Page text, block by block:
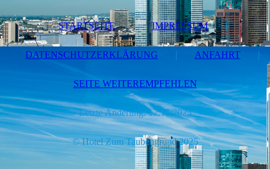
STARTSEITE | IMPRESSUM |
DATENSCHUTZERKLÄRUNG | ANFAHRT |
SEITE WEITEREMPFEHLEN
Letzte Änderung: 17.10.2025
© Hotel Zum Taubengrund 2025